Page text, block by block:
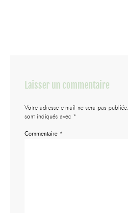
Laisser un commentaire
Votre adresse e-mail ne sera pas publiée.
sont indiqués avec *
Commentaire *